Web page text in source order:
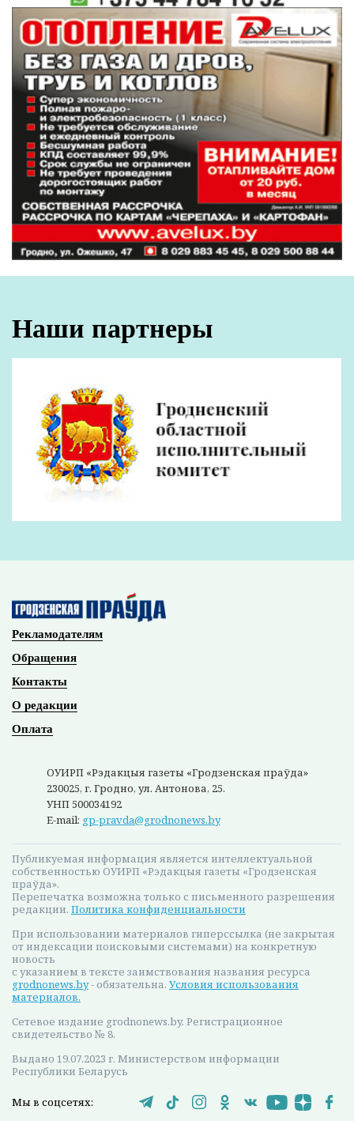
Наши партнеры
Рекламодателям
Обращения
Контакты
О редакции
Оплата
ОУИРП «Рэдакцыя газеты «Гродзенская праўда»
230025, г. Гродно, ул. Антонова, 25.
УНП 500034192
E-mail: gp-pravda@grodnonews.by
Публикуемая информация является интеллектуальной
собственностью ОУИРП «Рэдакцыя газеты «Гродзенская
праўда».
Перепечатка возможна только с письменного разрешения
редакции. Политика конфиденциальности
При использовании материалов гиперссылка (не закрытая
от индексации поисковыми системами) на конкретную
новость
с указанием в тексте заимствования названия ресурса
grodnonews.by- обязательна. Условия использования
материалов.
Сетевое издание grodnonews.by. Регистрационное
свидетельство № 8.
Выдано 19.07.2023 г. Министерством информации
Республики Беларусь
Мы в соцсетях: